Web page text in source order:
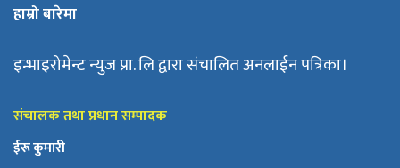
हाम्रो बारेमा
इन्भाइरोमेन्ट न्युज प्रा. लि द्वारा संचालित अनलाईन पत्रिका।
संचालक तथा प्रधान सम्पादक
ईरू कुमारी